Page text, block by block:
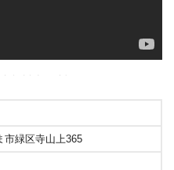
勝 浦和東×西武文理 ハイライト
市緑区寺山上365